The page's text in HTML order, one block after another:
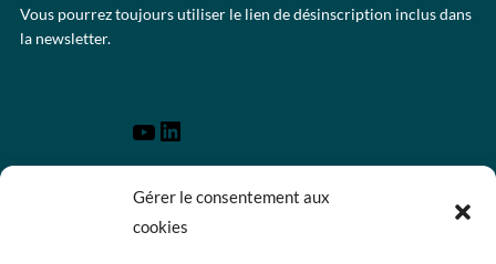
Gérer le consentement aux
cookies
Vous pourrez toujours utiliser le lien de désinscription inclus dans
la newsletter.
Qui sommes-nous ?
Activités